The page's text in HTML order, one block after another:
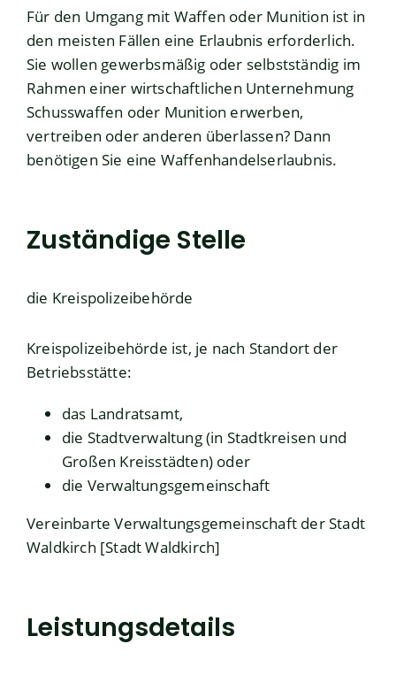
Für den Umgang mit Waffen oder Munition ist in
den meisten Fällen eine Erlaubnis erforderlich.
Sie wollen gewerbsmäßig oder selbstständig im
Rahmen einer wirtschaftlichen Unternehmung
Schusswaffen oder Munition erwerben,
vertreiben oder anderen überlassen? Dann
benötigen Sie eine Waffenhandelserlaubnis.
Zuständige Stelle
die Kreispolizeibehörde
Kreispolizeibehörde ist, je nach Standort der
Betriebsstätte:
das Landratsamt,
die Stadtverwaltung (in Stadtkreisen und
Großen Kreisstädten) oder
die Verwaltungsgemeinschaft
Vereinbarte Verwaltungsgemeinschaft der Stadt
Waldkirch [Stadt Waldkirch]
Leistungsdetails